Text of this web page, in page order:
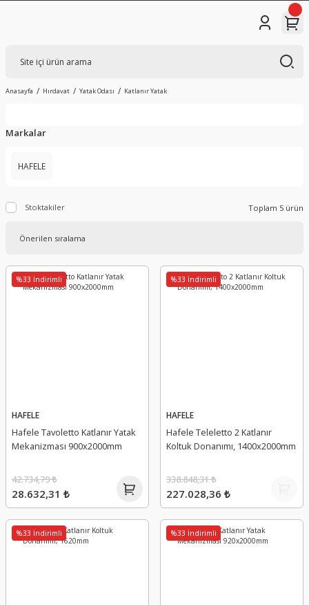
Anasayfa Hırdavat Yatak Odası Katlanır Yatak
Markalar
HAFELE
Stoktakiler Toplam 5 ürün
%33 İndirimli
HAFELE
Hafele Tavoletto Katlanır Yatak
Mekanizması 900x2000mm
28.632,31 ₺
42.734,79 ₺
%33 İndirimli
HAFELE
Hafele Teleletto 2 Katlanır
Koltuk Donanımı, 1400x2000mm
227.028,36 ₺
338.848,31 ₺
%33 İndirimli %33 İndirimli